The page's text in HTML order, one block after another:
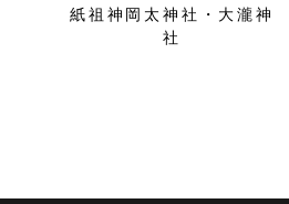
紙祖神岡太神社・大瀧神
社